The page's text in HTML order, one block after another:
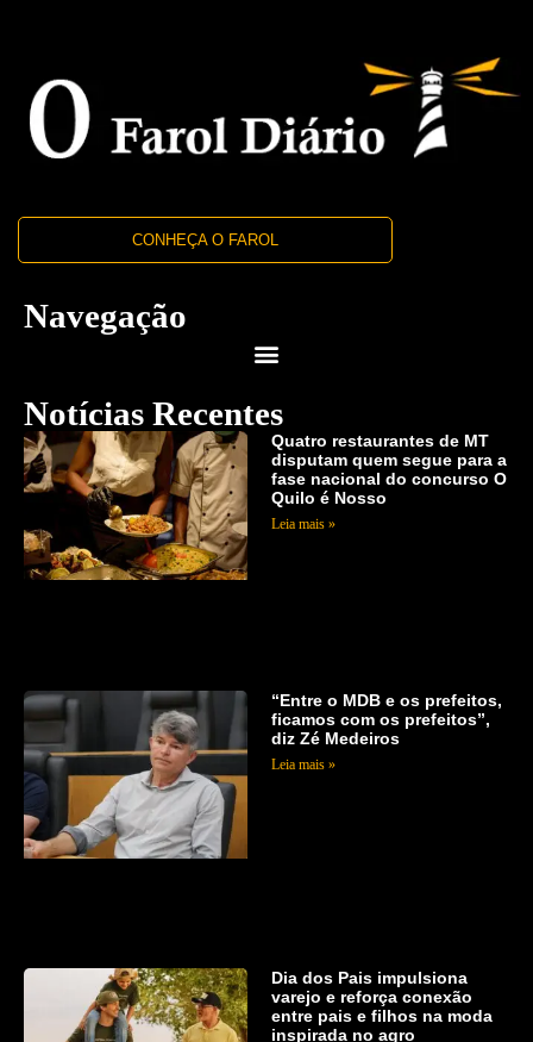
CONHEÇA O FAROL
Navegação
Notícias Recentes
Quatro restaurantes de MT
disputam quem segue para a
fase nacional do concurso O
Quilo é Nosso
Leia mais »
“Entre o MDB e os prefeitos,
ficamos com os prefeitos”,
diz Zé Medeiros
Leia mais »
Dia dos Pais impulsiona
varejo e reforça conexão
entre pais e filhos na moda
inspirada no agro